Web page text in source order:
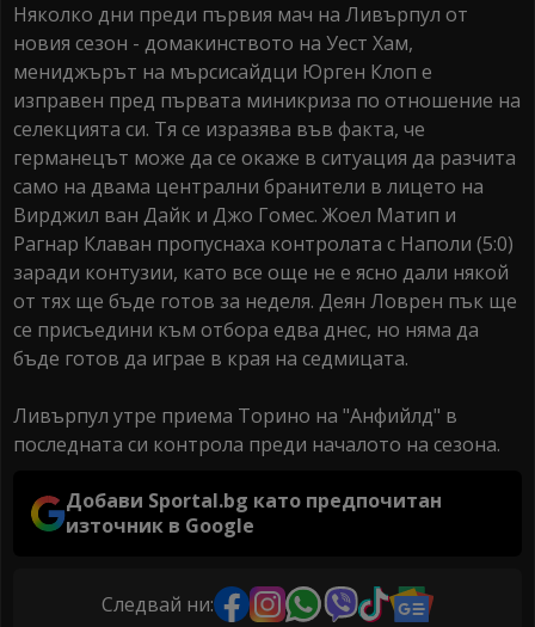
Няколко дни преди първия мач на Ливърпул от
новия сезон - домакинството на Уест Хам,
мениджърът на мърсисайдци Юрген Клоп е
изправен пред първата миникриза по отношение на
селекцията си. Тя се изразява във факта, че
германецът може да се окаже в ситуация да разчита
само на двама централни бранители в лицето на
Вирджил ван Дайк и Джо Гомес. Жоел Матип и
Рагнар Клаван пропуснаха контролата с Наполи (5:0)
заради контузии, като все още не е ясно дали някой
от тях ще бъде готов за неделя. Деян Ловрен пък ще
се присъедини към отбора едва днес, но няма да
бъде готов да играе в края на седмицата.
Ливърпул утре приема Торино на "Анфийлд" в
последната си контрола преди началото на сезона.
Добави Sportal.bg като предпочитан
източник в Google
Следвай ни: